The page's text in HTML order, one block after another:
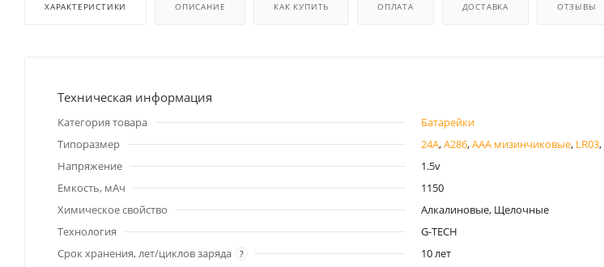
ХАРАКТЕРИСТИКИ ОПИСАНИЕ КАК КУПИТЬ ОПЛАТА ДОСТАВКА ОТЗЫВЫ
Техническая информация
Категория товара
Батарейки
Типоразмер
24A,A286,AAA мизинчиковые, LR03,
Напряжение
1.5v
Емкость, мАч
1150
Химическое свойство
Алкалиновые, Щелочные
Технология
G-TECH
Срок хранения, лет/циклов заряда
?
10 лет